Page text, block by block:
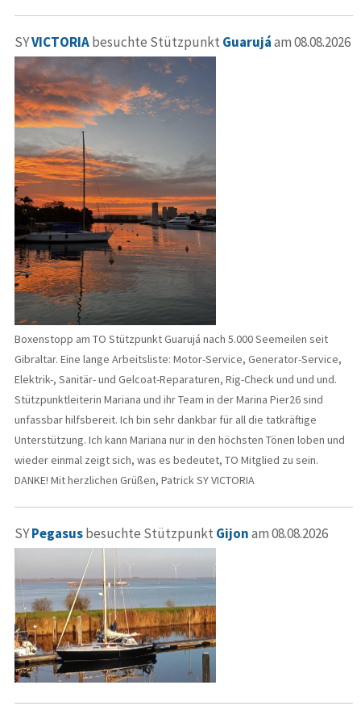
SYVICTORIAbesuchte Stützpunkt Guarujáam 08.08.2026
Boxenstopp am TO Stützpunkt Guarujá nach 5.000 Seemeilen seit
Gibraltar. Eine lange Arbeitsliste: Motor-Service, Generator-Service,
Elektrik-, Sanitär- und Gelcoat-Reparaturen, Rig-Check und und und.
Stützpunktleiterin Mariana und ihr Team in der Marina Pier26 sind
unfassbar hilfsbereit. Ich bin sehr dankbar für all die tatkräftige
Unterstützung. Ich kann Mariana nur in den höchsten Tönen loben und
wieder einmal zeigt sich, was es bedeutet, TO Mitglied zu sein.
DANKE! Mit herzlichen Grüßen, Patrick SY VICTORIA
SYPegasusbesuchte Stützpunkt Gijonam 08.08.2026